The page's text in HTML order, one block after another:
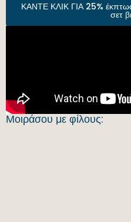
ΚΑΝΤΕ ΚΛΙΚ ΓΙΑ 25%
σετ
Μοιράσου με φίλους: